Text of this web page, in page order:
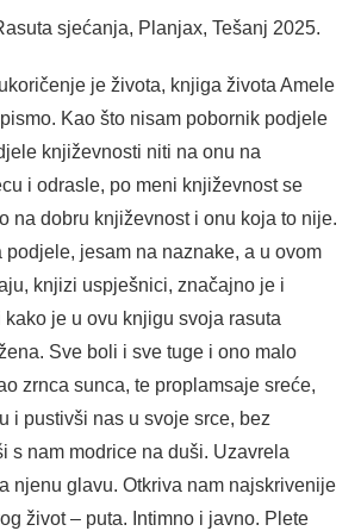
sjećanja, Planjax, Tešanj 2025.
je života, knjiga života Amele
Kao što nisam pobornik podjele
književnosti niti na onu na
i odrasle, po meni književnost se
na dobru književnost i onu koja to nije.
podjele, jesam na naznake, a u ovom
knjizi uspješnici, značajno je i
je u ovu knjigu svoja rasuta
Sve boli i sve tuge i ono malo
zrnca sunca, te proplamsaje sreće,
i pustivši nas u svoje srce, bez
s nam modrice na duši. Uzavrela
njenu glavu. Otkriva nam najskrivenije
život – puta. Intimno i javno. Plete